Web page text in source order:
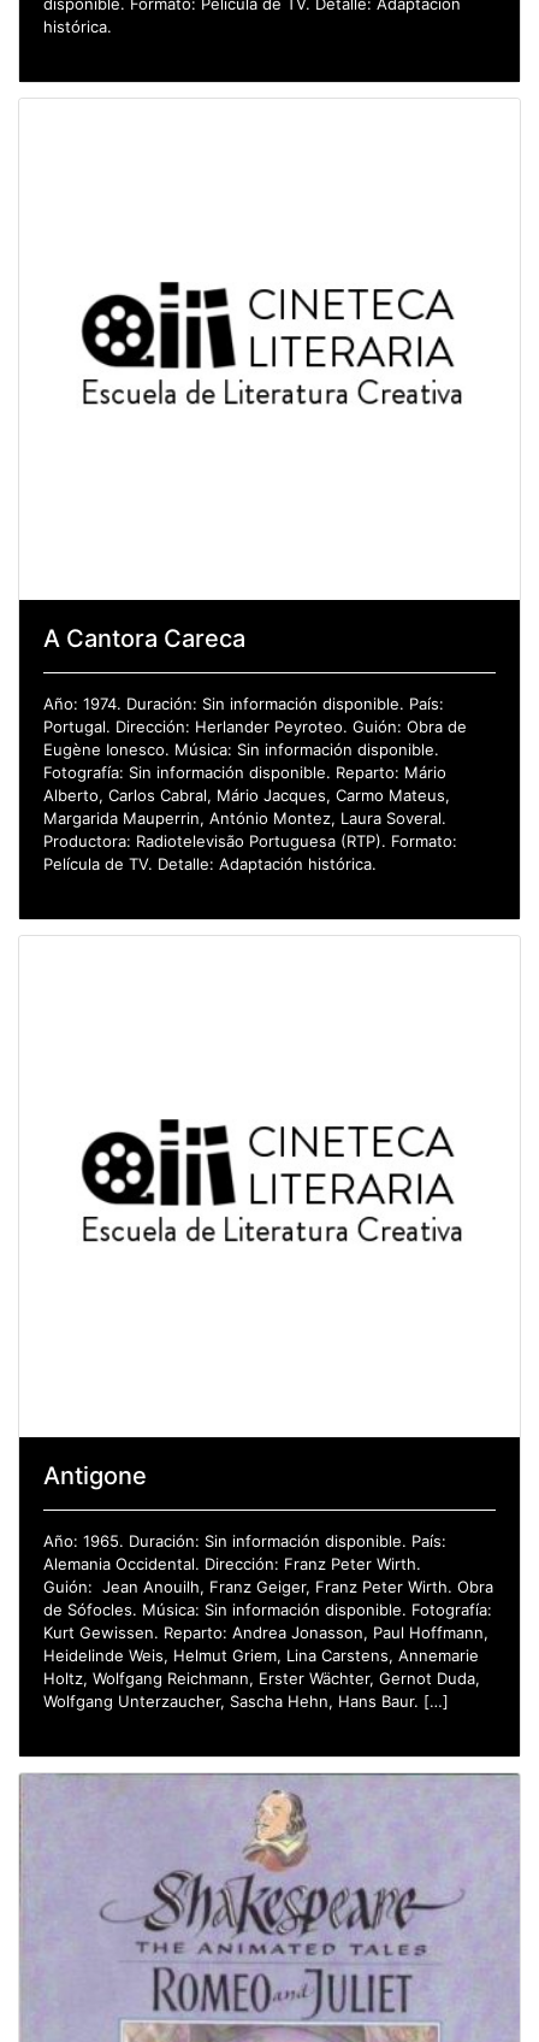
histórica.
A Cantora Careca
Año: 1974. Duración: Sin información disponible. País:
Portugal. Dirección: Herlander Peyroteo. Guión: Obra de
Eugène Ionesco. Música: Sin información disponible.
Fotografía: Sin información disponible. Reparto: Mário
Alberto, Carlos Cabral, Mário Jacques, Carmo Mateus,
Margarida Mauperrin, António Montez, Laura Soveral.
Productora: Radiotelevisão Portuguesa (RTP). Formato:
Película de TV. Detalle: Adaptación histórica.
Antigone
Año: 1965. Duración: Sin información disponible. País:
Alemania Occidental. Dirección: Franz Peter Wirth.
Guión: Jean Anouilh, Franz Geiger, Franz Peter Wirth. Obra
de Sófocles. Música: Sin información disponible. Fotografía:
Kurt Gewissen. Reparto: Andrea Jonasson, Paul Hoffmann,
Heidelinde Weis, Helmut Griem, Lina Carstens, Annemarie
Holtz, Wolfgang Reichmann, Erster Wächter, Gernot Duda,
Wolfgang Unterzaucher, Sascha Hehn, Hans Baur. […]